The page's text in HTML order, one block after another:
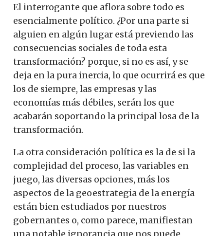
El interrogante que aflora sobre todo es
esencialmente político. ¿Por una parte si
alguien en algún lugar está previendo las
consecuencias sociales de toda esta
transformación? porque, si no es así, y se
deja en la pura inercia, lo que ocurrirá es que
los de siempre, las empresas y las
economías más débiles, serán los que
acabarán soportando la principal losa de la
transformación.
La otra consideración política es la de si la
complejidad del proceso, las variables en
juego, las diversas opciones, más los
aspectos de la geoestrategia de la energía
están bien estudiados por nuestros
gobernantes o, como parece, manifiestan